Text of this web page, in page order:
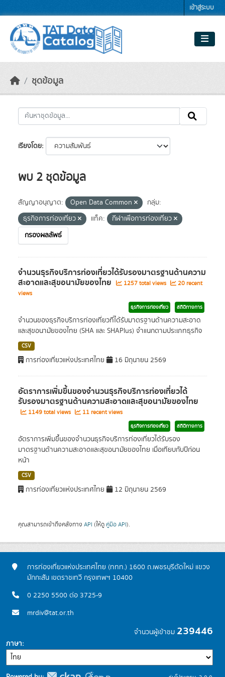
เข้าสู่ระบบ
ชุดข้อมูล
เรียงโดย
พบ 2 ชุดข้อมูล
สัญญาอนุญาต: Open Data Common
กลุ่ม:
ธุรกิจการท่องเที่ยว
แท็ค:
กีฬาเพื่อการท่องเที่ยว
กรองผลลัพธ์
จำนวนธุรกิจบริการท่องเที่ยวได้รับรองมาตรฐานด้านความ
สะอาดและสุขอนามัยของไทย 1257 total views
20 recent
views
ธุรกิจการท่องเที่ยว สถิติทางการ
จำนวนของธุรกิจบริการท่องเที่ยวที่ได้รับมาตรฐานด้านความสะอาด
และสุขอนามัยของไทย (SHA และ SHAPlus) จำแนกตามประเภทธุรกิจ
CSV
การท่องเที่ยวแห่งประเทศไทย 16 มิถุนายน 2569
อัตราการเพิ่มขึ้นของจำนวนธุรกิจบริการท่องเที่ยวได้
รับรองมาตรฐานด้านความสะอาดและสุขอนามัยของไทย
1149 total views 11 recent views
ธุรกิจการท่องเที่ยว สถิติทางการ
อัตราการเพิ่มขึ้นของจำนวนธุรกิจบริการท่องเที่ยวได้รับรอง
มาตรฐานด้านความสะอาดและสุขอนามัยของไทย เมื่อเทียบกับปีก่อน
หน้า
CSV
การท่องเที่ยวแห่งประเทศไทย 12 มิถุนายน 2569
คุณสามารถเข้าถึงคลังทาง API (ให้ดู คู่มือ API).
การท่องเที่ยวแห่งประเทศไทย (ททท.) 1600 ถ.เพชรบุรีตัดใหม่ แขวง
มักกะสัน เขตราชเทวี กรุงเทพฯ 10400
0 2250 5500 ต่อ 3725-9
mrdiv@tat.or.th
จำนวนผู้เข้าชม 239446
ภาษา